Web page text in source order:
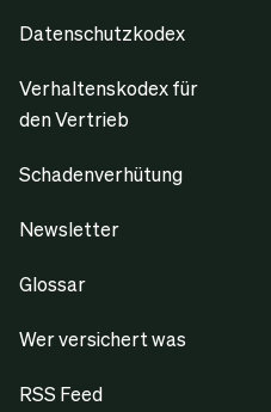
Datenschutzkodex
Verhaltenskodex für
den Vertrieb
Schadenverhütung
Newsletter
Glossar
Wer versichert was
RSS Feed